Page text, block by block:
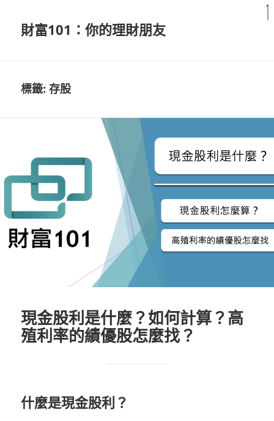
財富101：你的理財朋友
標籤:存股
現金股利是什麼？如何計算？高
殖利率的績優股怎麼找？
什麼是現金股利？